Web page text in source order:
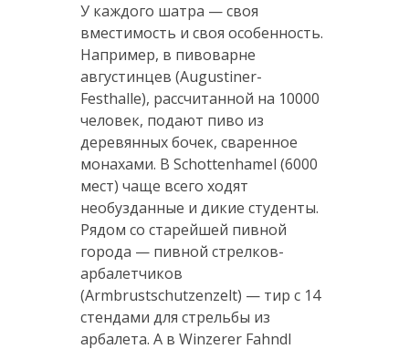
У каждого шатра — своя
вместимость и своя особенность.
Например, в пивоварне
августинцев (Augustiner-
Festhalle), рассчитанной на 10000
человек, подают пиво из
деревянных бочек, сваренное
монахами. В Schottenhamel (6000
мест) чаще всего ходят
необузданные и дикие студенты.
Рядом со старейшей пивной
города — пивной стрелков-
арбалетчиков
(Armbrustschutzenzelt) — тир с 14
стендами для стрельбы из
арбалета. А в Winzerer Fahndl